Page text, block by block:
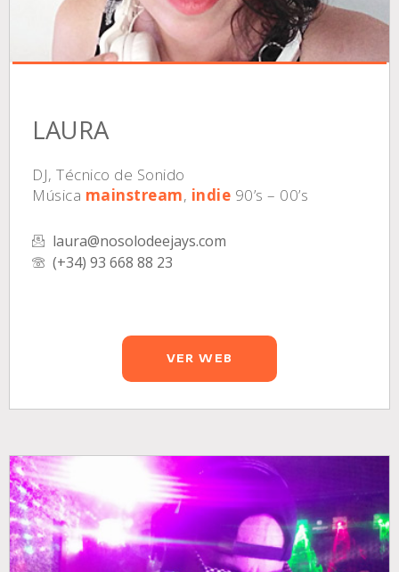
LAURA
DJ, Técnico de Sonido
Música mainstream, indie 90’s – 00’s
laura@nosolodeejays.com
(+34) 93 668 88 23
VER WEB